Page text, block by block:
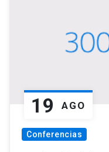
19 AGO
Conferencias